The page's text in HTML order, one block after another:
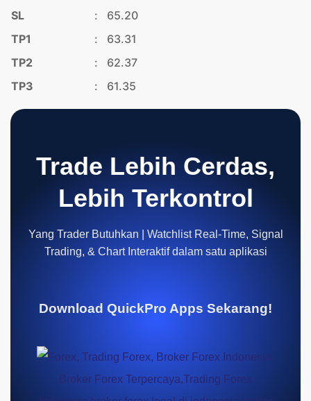
SL
:
65.20
TP1
:
63.31
TP2
:
62.37
TP3
: 61.35
Trade Lebih Cerdas,
Lebih Terkontrol
Yang Trader Butuhkan | Watchlist Real-Time, Signal
Trading, & Chart Interaktif dalam satu aplikasi
Download QuickPro Apps Sekarang!